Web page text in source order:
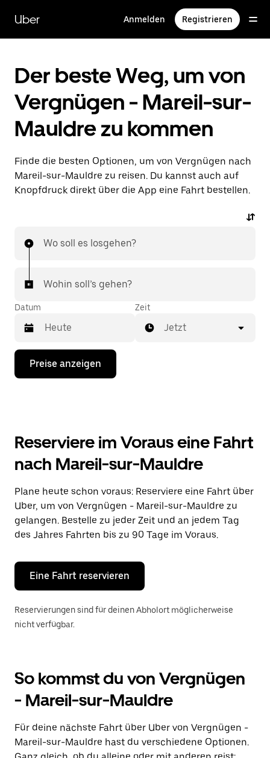
zum
Hauptinhalt
Uber Anmelden Registrieren
Der beste Weg, um von
Vergnügen - Mareil-sur-
Mauldre zu kommen
Finde die besten Optionen, um von Vergnügen nach
Mareil-sur-Mauldre zu reisen. Du kannst auch auf
Knopfdruck direkt über die App eine Fahrt bestellen.
Wo soll es losgehen?
Wohin soll’s gehen?
Datum
Drücke
Nach-
Kalender
interagieren
ein
Datum
auszuwählen.
Drücke
die
Escape-
um
den
Kalender
schließen.
Zeit
Jetzt
Preise anzeigen
Reserviere im Voraus eine Fahrt
nach Mareil-sur-Mauldre
Plane heute schon voraus: Reserviere eine Fahrt über
Uber, um von Vergnügen - Mareil-sur-Mauldre zu
gelangen. Bestelle zu jeder Zeit und an jedem Tag
des Jahres Fahrten bis zu 90 Tage im Voraus.
Eine Fahrt reservieren
Reservierungen sind für deinen Abholort möglicherweise
nicht verfügbar.
So kommst du von Vergnügen
- Mareil-sur-Mauldre
Für deine nächste Fahrt über Uber von Vergnügen -
Mareil-sur-Mauldre hast du verschiedene Optionen.